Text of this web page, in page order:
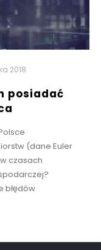
2018
posiadać
(dane Euler
czasach
błędów